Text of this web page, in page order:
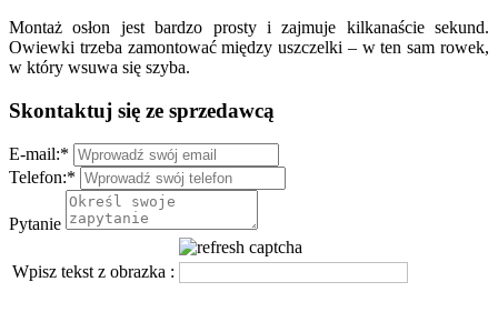
Montaż osłon jest bardzo prosty i zajmuje kilkanaście sekund.
Owiewki trzeba zamontować między uszczelki – w ten sam rowek,
w który wsuwa się szyba.
Skontaktuj się ze sprzedawcą
E-mail:*
Telefon:*
Pytanie
Wpisz tekst z obrazka :